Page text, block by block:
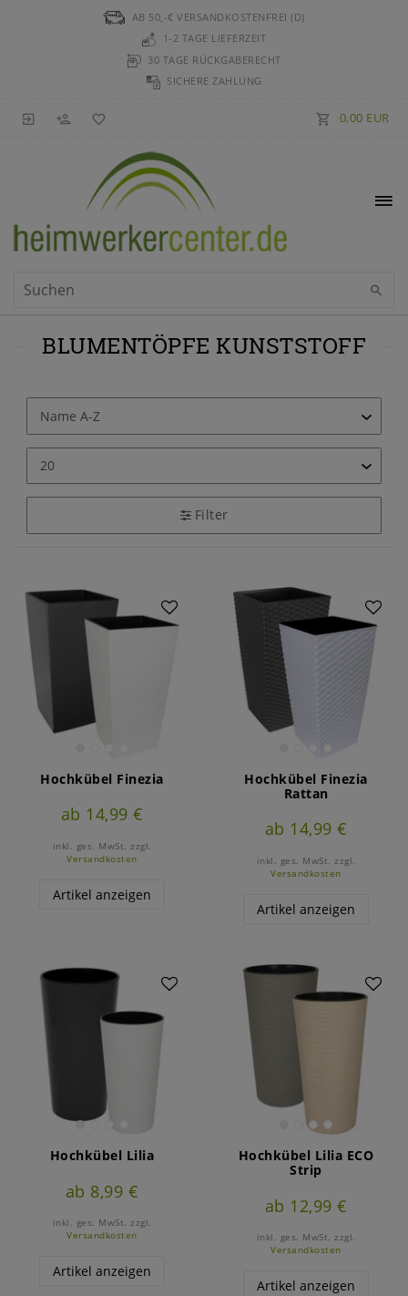
AB 50,-€ VERSANDKOSTENFREI (D)
1-2 TAGE LIEFERZEIT
30 TAGE RÜCKGABERECHT
SICHERE ZAHLUNG
0,00 EUR
BLUMENTÖPFE KUNSTSTOFF
Filter
Hochkübel Finezia
ab 14,99 €
inkl. ges. MwSt. zzgl.
Versandkosten
Artikel anzeigen
Hochkübel Finezia
Rattan
ab 14,99 €
inkl. ges. MwSt. zzgl.
Versandkosten
Artikel anzeigen
Hochkübel Lilia
ab 8,99 €
inkl. ges. MwSt. zzgl.
Versandkosten
Artikel anzeigen
Hochkübel Lilia ECO
Strip
ab 12,99 €
inkl. ges. MwSt. zzgl.
Versandkosten
Artikel anzeigen